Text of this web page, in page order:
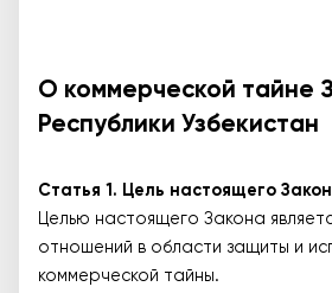
О коммерческой тайне
Республики Узбекистан
Статья 1. Цель настоящего
Целью настоящего Закона
отношений в области защиты и
коммерческой тайны.